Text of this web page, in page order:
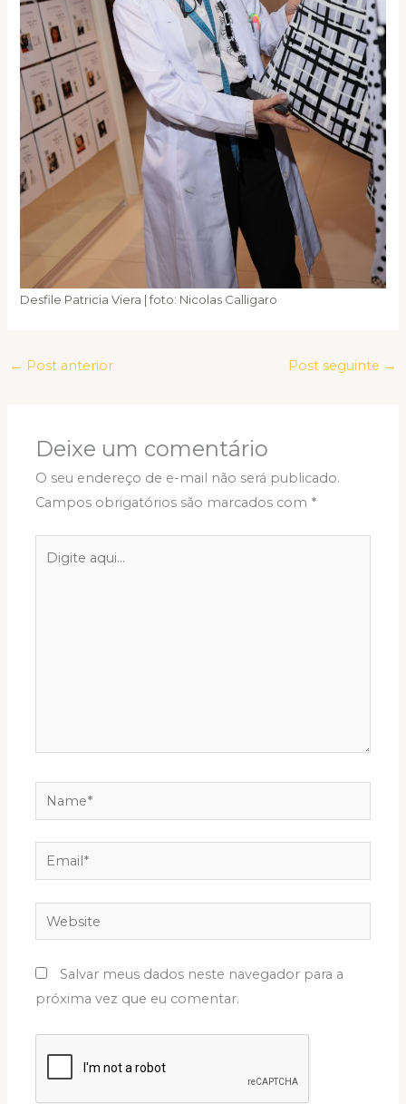
Desfile Patricia Viera | foto: Nicolas Calligaro
← Post anterior Post seguinte →
Deixe um comentário
O seu endereço de e-mail não será publicado.
Campos obrigatórios são marcados com *
aqui...
Name*
Email*
Website
Salvar meus dados neste navegador para a
próxima vez que eu comentar.